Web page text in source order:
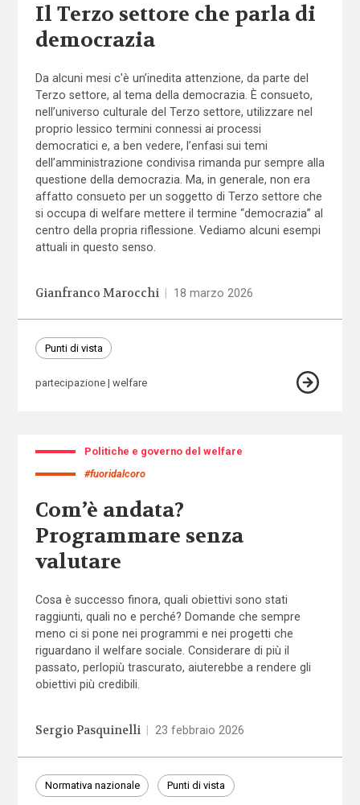
Il Terzo settore che parla di
democrazia
Da alcuni mesi c'è un’inedita attenzione, da parte del
Terzo settore, al tema della democrazia. È consueto,
nell’universo culturale del Terzo settore, utilizzare nel
proprio lessico termini connessi ai processi
democratici e, a ben vedere, l’enfasi sui temi
dell’amministrazione condivisa rimanda pur sempre alla
questione della democrazia. Ma, in generale, non era
affatto consueto per un soggetto di Terzo settore che
si occupa di welfare mettere il termine “democrazia” al
centro della propria riflessione. Vediamo alcuni esempi
attuali in questo senso.
Gianfranco Marocchi 18 marzo 2026
Punti di vista
partecipazione welfare
Politiche e governo del welfare
#fuoridalcoro
Com’è andata?
Programmare senza
valutare
Cosa è successo finora, quali obiettivi sono stati
raggiunti, quali no e perché? Domande che sempre
meno ci si pone nei programmi e nei progetti che
riguardano il welfare sociale. Considerare di più il
passato, perlopiù trascurato, aiuterebbe a rendere gli
obiettivi più credibili.
Sergio Pasquinelli 23 febbraio 2026
Normativa nazionale Punti di vista